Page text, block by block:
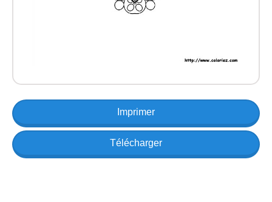
Imprimer
Télécharger